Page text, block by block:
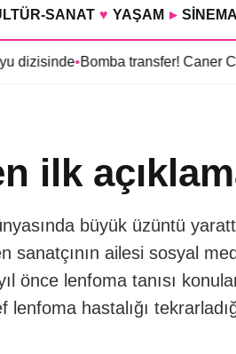
SANAT ♥ YAŞAM ▸ SİNEMA
•Bomba transfer! Caner
ilk
büyük üzüntü
sanatçının ailesi sosyal
önce lenfoma tanısı
lenfoma hastalığı